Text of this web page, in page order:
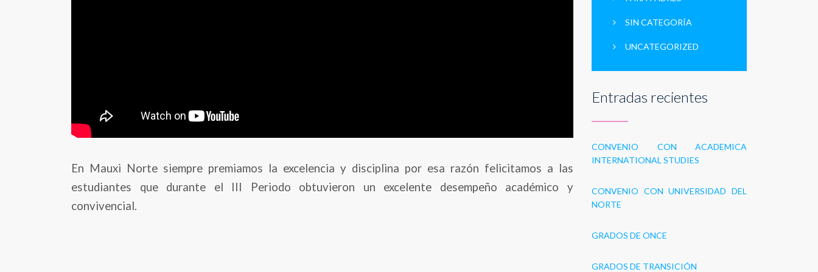
En Mauxi Norte siempre premiamos la excelencia y disciplina por esa razón felicitamos a las
estudiantes que durante el III Periodo obtuvieron un excelente desempeño académico y
convivencial.
SIN CATEGORÍA
UNCATEGORIZED
Entradas recientes
CONVENIO CON ACADEMICA
INTERNATIONAL STUDIES
CONVENIO CON UNIVERSIDAD DEL
NORTE
GRADOS DE ONCE
GRADOS DE TRANSICIÓN